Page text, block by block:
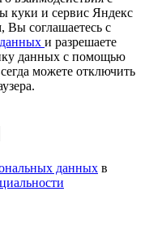
куки и сервис Яндекс
Вы соглашаетесь с
и разрешаете
данных с помощью
можете отключить
данных в